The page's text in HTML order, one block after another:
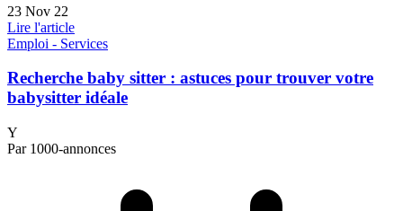
23 Nov 22
Lire l'article
Emploi - Services
Recherche baby sitter : astuces pour trouver votre
babysitter idéale
Y
Par 1000-annonces